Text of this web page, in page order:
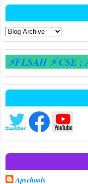
⚡ CSE;
Apschools